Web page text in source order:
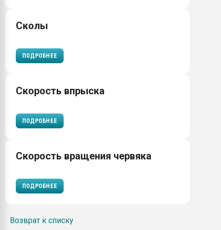
Сколы
ПОДРОБНЕЕ
Скорость впрыска
ПОДРОБНЕЕ
Скорость вращения червяка
ПОДРОБНЕЕ
Возврат к списку